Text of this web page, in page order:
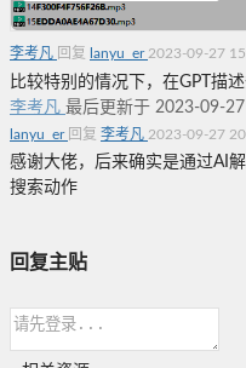
李考凡 回复 lanyu_er 2023-09-27
比较特别的情况下，在GPT描
李考凡 最后更新于 2023-09-
lanyu_er 回复 李考凡 2023-09-27
感谢大佬，后来确实是通过AI
搜索动作
回复主贴